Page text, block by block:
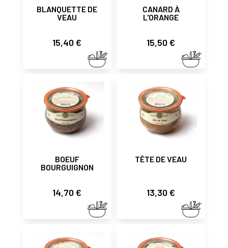
BLANQUETTE DE
VEAU
Prix
15,40 €
CANARD À
L'ORANGE
Prix
15,50 €
BOEUF
BOURGUIGNON
Prix
14,70 €
TÊTE DE VEAU
Prix
13,30 €